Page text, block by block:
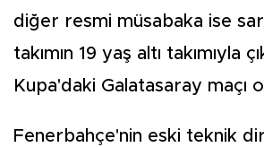
diğer resmi müsabaka ise
takımın 19 yaş altı takımıyla
Kupa'daki Galatasaray maçı
Fenerbahçe'nin eski teknik